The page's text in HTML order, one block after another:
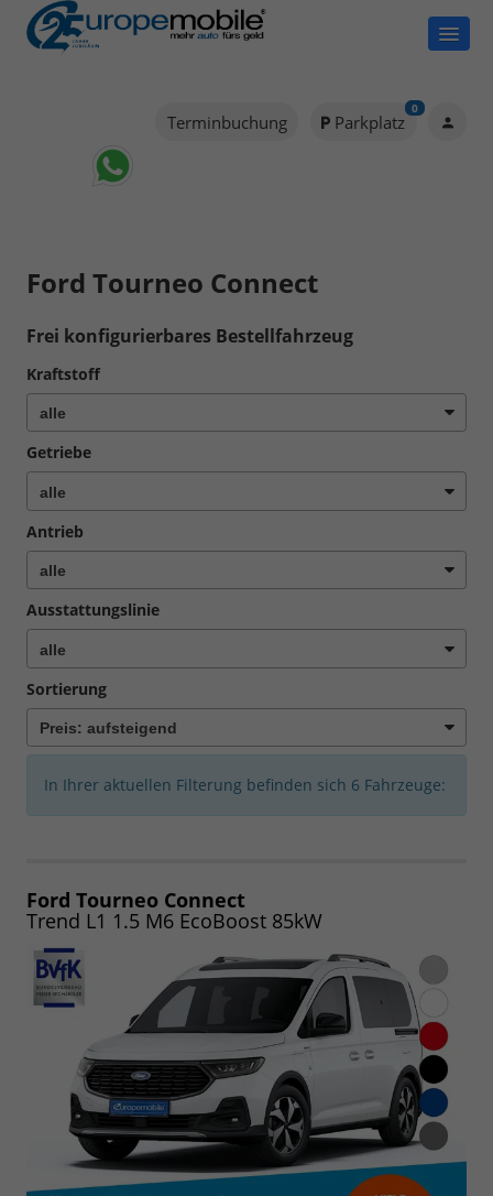
Terminbuchung Parkplatz
0
Ford Tourneo Connect
Frei konfigurierbares Bestellfahrzeug
Kraftstoff
Getriebe
Antrieb
Ausstattungslinie
Sortierung
In Ihrer aktuellen Filterung befinden sich 6 Fahrzeuge:
Ford Tourneo Connect
Trend L1 1.5 M6 EcoBoost 85kW